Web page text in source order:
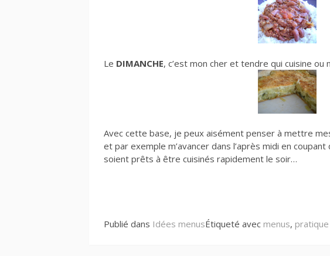
Le DIMANCHE, c’est mon cher et tendre qui cuisine ou
Avec cette base, je peux aisément penser à mettre
et par exemple m’avancer dans l’après midi en
soient prêts à être cuisinés rapidement le soir…
suite
Publié dans Idées menusÉtiqueté avec menus, pratique